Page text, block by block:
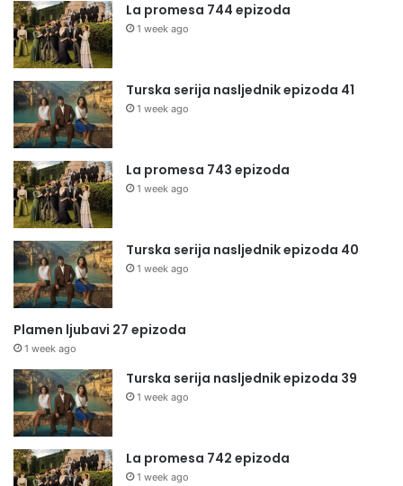
La promesa 744 epizoda
1 week ago
Turska serija nasljednik epizoda 41
1 week ago
La promesa 743 epizoda
1 week ago
Turska serija nasljednik epizoda 40
1 week ago
Plamen ljubavi 27 epizoda
1 week ago
Turska serija nasljednik epizoda 39
1 week ago
La promesa 742 epizoda
1 week ago